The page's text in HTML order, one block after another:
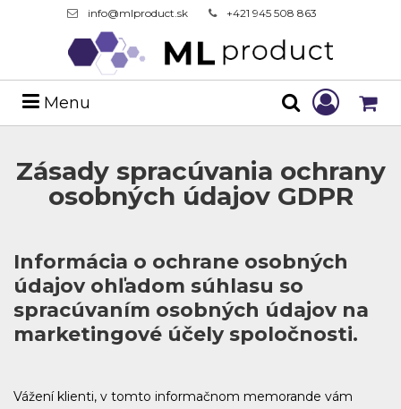
info@mlproduct.sk +421 945 508 863
Menu
Zásady spracúvania ochrany
osobných údajov GDPR
Informácia o ochrane osobných
údajov ohľadom súhlasu so
spracúvaním osobných údajov na
marketingové účely spoločnosti.
Vážení klienti, v tomto informačnom memorande vám